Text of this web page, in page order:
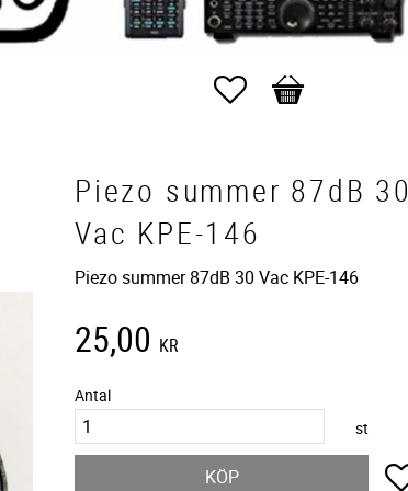
Favoriter
Kundvagn
Piezo summer 87dB 30
Vac KPE-146
Piezo summer 87dB 30 Vac KPE-146
25,00 KR
Antal
st
KÖP